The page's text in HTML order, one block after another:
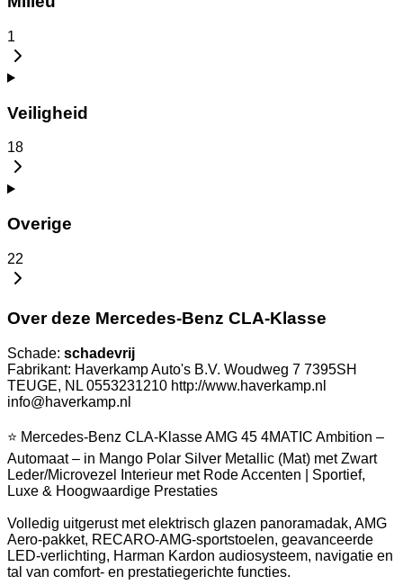
1
Veiligheid
18
Overige
22
Over deze Mercedes-Benz CLA-Klasse
Schade: schadevrij
Fabrikant: Haverkamp Auto's B.V. Woudweg 7 7395SH
TEUGE, NL 0553231210 http://www.haverkamp.nl
info@haverkamp.nl
⭐ Mercedes-Benz CLA-Klasse AMG 45 4MATIC Ambition –
Automaat – in Mango Polar Silver Metallic (Mat) met Zwart
Leder/Microvezel Interieur met Rode Accenten | Sportief,
Luxe & Hoogwaardige Prestaties
Volledig uitgerust met elektrisch glazen panoramadak, AMG
Aero-pakket, RECARO-AMG-sportstoelen, geavanceerde
LED-verlichting, Harman Kardon audiosysteem, navigatie en
tal van comfort- en prestatiegerichte functies.